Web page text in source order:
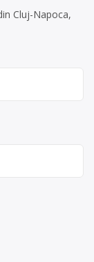
Cluj-Napoca,